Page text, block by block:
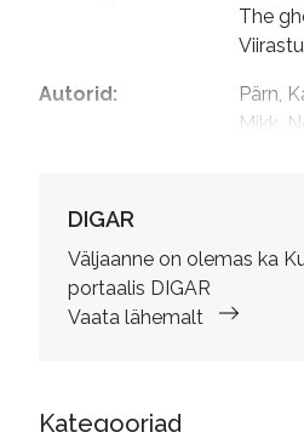
The
Autorid:
Pärn,
Mikk,
DIGAR
Väljaanne on olemas ka
portaalis DIGAR
Vaata lähemalt
Kategooriad